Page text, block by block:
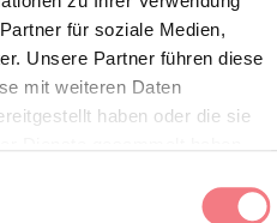
für soziale Medien,
Unsere Partner führen diese
mit weiteren Daten
haben oder die sie
für Ihren Urlaub